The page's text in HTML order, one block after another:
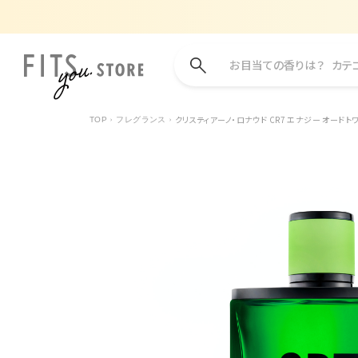
お目当ての香りは？ カテ
TOP フレグランス クリスティアーノ・ロナウド CR7 エナジー オードト